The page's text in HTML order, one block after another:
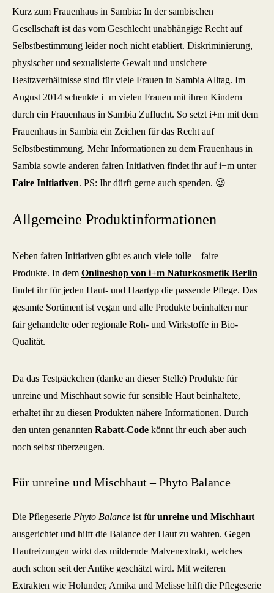
Kurz zum Frauenhaus in Sambia: In der sambischen
Gesellschaft ist das vom Geschlecht unabhängige Recht auf
Selbstbestimmung leider noch nicht etabliert. Diskriminierung,
physischer und sexualisierte Gewalt und unsichere
Besitzverhältnisse sind für viele Frauen in Sambia Alltag. Im
August 2014 schenkte i+m vielen Frauen mit ihren Kindern
durch ein Frauenhaus in Sambia Zuflucht. So setzt i+m mit dem
Frauenhaus in Sambia ein Zeichen für das Recht auf
Selbstbestimmung. Mehr Informationen zu dem Frauenhaus in
Sambia sowie anderen fairen Initiativen findet ihr auf i+m unter
Faire Initiativen. PS: Ihr dürft gerne auch spenden. 😉
Allgemeine Produktinformationen
Neben fairen Initiativen gibt es auch viele tolle – faire –
Produkte. In dem Onlineshop von i+m Naturkosmetik Berlin
findet ihr für jeden Haut- und Haartyp die passende Pflege. Das
gesamte Sortiment ist vegan und alle Produkte beinhalten nur
fair gehandelte oder regionale Roh- und Wirkstoffe in Bio-
Qualität.
Da das Testpäckchen (danke an dieser Stelle) Produkte für
unreine und Mischhaut sowie für sensible Haut beinhaltete,
erhaltet ihr zu diesen Produkten nähere Informationen. Durch
den unten genannten Rabatt-Code könnt ihr euch aber auch
noch selbst überzeugen.
Für unreine und Mischhaut – Phyto Balance
Die Pflegeserie Phyto Balance ist fürunreine und Mischhaut
ausgerichtet und hilft die Balance der Haut zu wahren. Gegen
Hautreizungen wirkt das mildernde Malvenextrakt, welches
auch schon seit der Antike geschätzt wird. Mit weiteren
Extrakten wie Holunder, Arnika und Melisse hilft die Pflegeserie